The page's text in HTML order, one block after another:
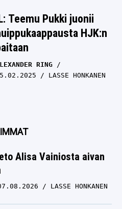
Teemu Pukki juonii
HJK:n
RING
LASSE HONKANEN
Alisa Vainiosta aivan
LASSE HONKANEN